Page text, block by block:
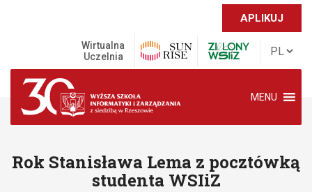
APLIKUJ
Wirtualna
Uczelnia
MENU
Rok Stanisława Lema z pocztówką
studenta WSIiZ